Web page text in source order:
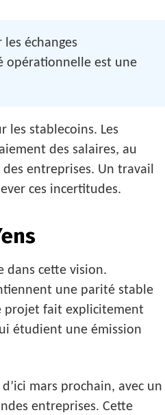
échanges
opérationnelle est une
les stablecoins. Les
des salaires, au
entreprises. Un travail
ces incertitudes.
dans cette vision.
une parité stable
projet fait explicitement
étudient une émission
mars prochain, avec un
entreprises. Cette